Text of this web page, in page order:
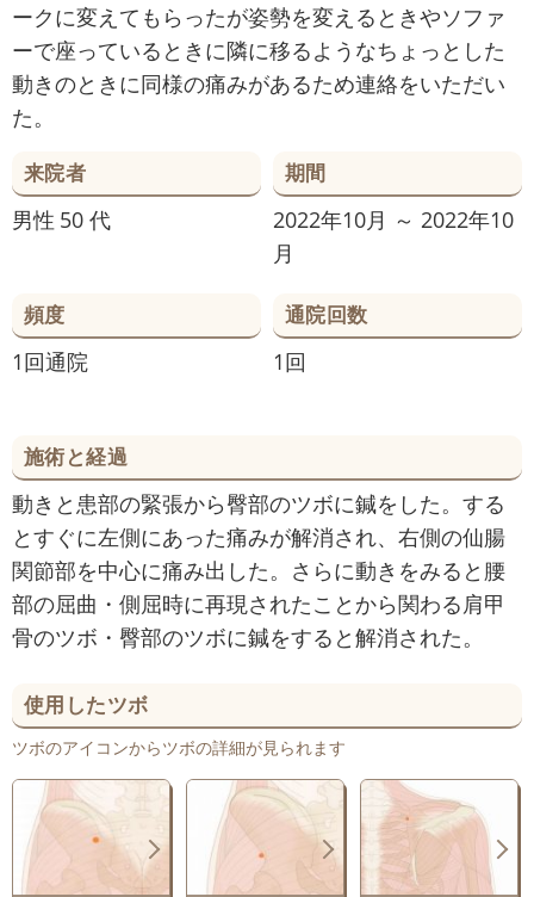
ークに変えてもらったが姿勢を変えるときやソファ
ーで座っているときに隣に移るようなちょっとした
動きのときに同様の痛みがあるため連絡をいただい
た。
来院者
男性 50 代
期間
2022年10月 ～ 2022年10
月
頻度
1回通院
通院回数
1回
施術と経過
動きと患部の緊張から臀部のツボに鍼をした。する
とすぐに左側にあった痛みが解消され、右側の仙腸
関節部を中心に痛み出した。さらに動きをみると腰
部の屈曲・側屈時に再現されたことから関わる肩甲
骨のツボ・臀部のツボに鍼をすると解消された。
使用したツボ
ツボのアイコンからツボの詳細が見られます